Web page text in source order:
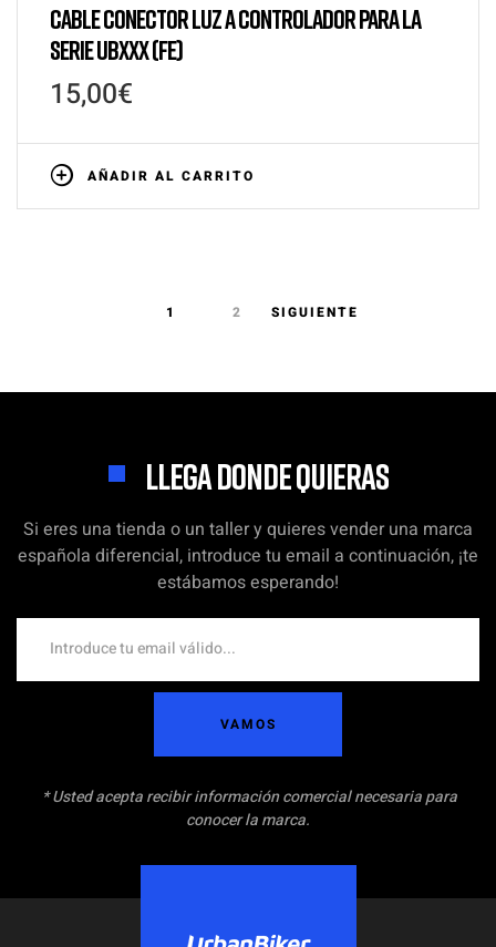
CABLE CONECTOR LUZ A CONTROLADOR PARA LA
SERIE UBXXX (FE)
15,00€
AÑADIR AL CARRITO
1 2 SIGUIENTE
LLEGA DONDE QUIERAS
Si eres una tienda o un taller y quieres vender una marca
española diferencial, introduce tu email a continuación, ¡te
estábamos esperando!
VAMOS
* Usted acepta recibir información comercial necesaria para
conocer la marca.